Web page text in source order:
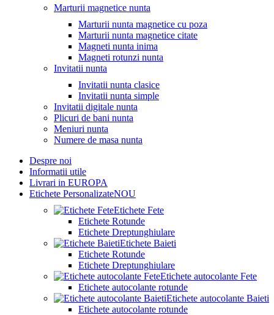
Marturii magnetice nunta
Marturii nunta magnetice cu poza
Marturii nunta magnetice citate
Magneti nunta inima
Magneti rotunzi nunta
Invitatii nunta
Invitatii nunta clasice
Invitatii nunta simple
Invitatii digitale nunta
Plicuri de bani nunta
Meniuri nunta
Numere de masa nunta
Despre noi
Informatii utile
Livrari in EUROPA
Etichete PersonalizateNOU
Etichete Fete
Etichete Rotunde
Etichete Dreptunghiulare
Etichete Baieti
Etichete Rotunde
Etichete Dreptunghiulare
Etichete autocolante Fete
Etichete autocolante rotunde
Etichete autocolante Baieti
Etichete autocolante rotunde